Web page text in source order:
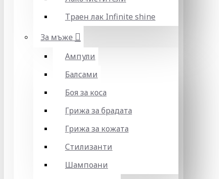
Траен лак Infinite shine
За мъже
Ампули
Балсами
Боя за коса
Грижа за брадата
Грижа за кожата
Стилизанти
Шампоани